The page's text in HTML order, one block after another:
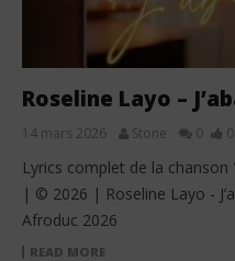
Roseline Layo –
14 mars 2026 Stone 0 0
Lyrics complet de la chanson
| © 2026 | Roseline Layo -
Afroduc 2026
READ MORE